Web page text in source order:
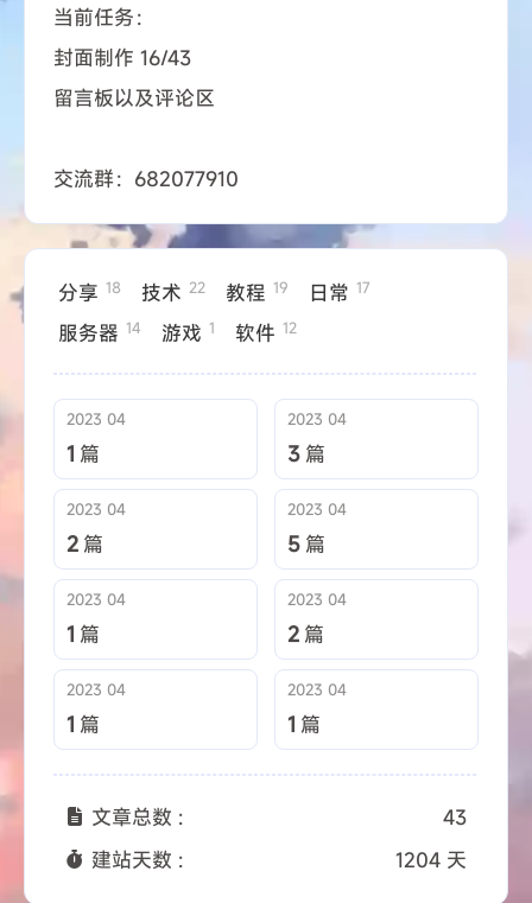
当前任务：
封面制作 16/43
留言板以及评论区
交流群：682077910
分享 18 技术 22 教程 19 日常 17
服务器 14 游戏 1 软件 12
2023 04
1 篇
2023 04
3 篇
2023 04
2 篇
2023 04
5 篇
2023 04
1 篇
2023 04
2 篇
2023 04
1 篇
2023 04
1 篇
文章总数 :
43
建站天数 :
1204 天